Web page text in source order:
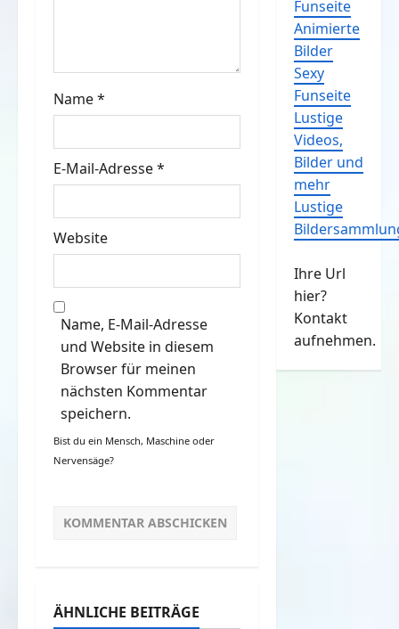
i
o
n
Name*
E-Mail-Adresse*
Website
Name, E-Mail-Adresse
und Website in diesem
Browser für meinen
nächsten Kommentar
speichern.
Bist du ein Mensch, Maschine oder
Nervensäge?
ÄHNLICHE BEITRÄGE
Funseite
Animierte
Bilder
Sexy
Funseite
Lustige
Videos,
Bilder und
mehr
Lustige
Ihre Url
hier?
Kontakt
aufnehmen.